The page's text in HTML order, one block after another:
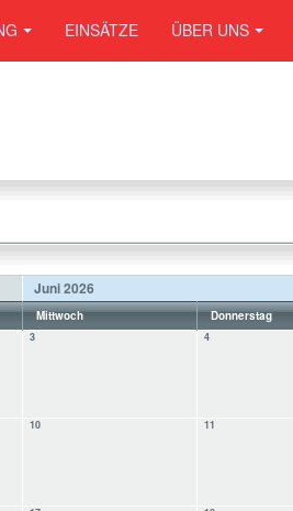
EINSÄTZE ÜBER UNS
Juni 2026
Mittwoch Donnerstag
3 4
10 11